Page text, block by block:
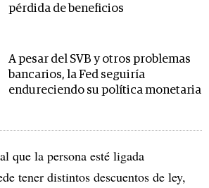
pérdida de beneficios
A pesar del SVB y otros problemas
bancarios, la Fed seguiría
endureciendo su política monetaria
que la persona esté ligada
tener distintos descuentos de ley,